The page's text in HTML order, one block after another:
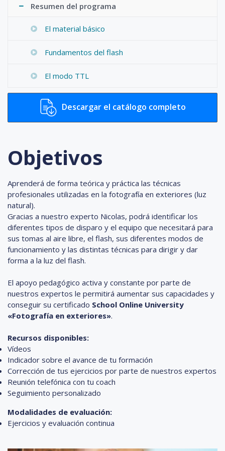
Resumen del programa
El material básico
Fundamentos del flash
El modo TTL
Descargar el catálogo completo
Objetivos
Aprenderá de forma teórica y práctica las técnicas
profesionales utilizadas en la fotografía en exteriores (luz
natural).
Gracias a nuestro experto Nicolas, podrá identificar los
diferentes tipos de disparo y el equipo que necesitará para
sus tomas al aire libre, el flash, sus diferentes modos de
funcionamiento y las distintas técnicas para dirigir y dar
forma a la luz del flash.
El apoyo pedagógico activa y constante por parte de
nuestros expertos le permitirá aumentar sus capacidades y
conseguir su certificado School Online University
«Fotografía en exteriores».
Recursos disponibles:
Vídeos
Indicador sobre el avance de tu formación
Corrección de tus ejercicios por parte de nuestros expertos
Reunión telefónica con tu coach
Seguimiento personalizado
Modalidades de evaluación:
Ejercicios y evaluación continua